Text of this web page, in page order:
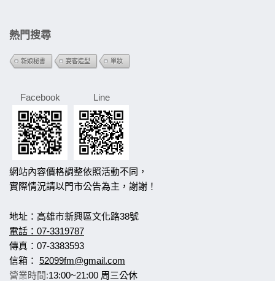
熱門搜尋
新娘秘書 宴客造型 單妝
Facebook Line
網站內容價格調整依照活動不同，
實際情況請以門市公告為主，謝謝！
地址：高雄市新興區文化路38號
電話：07-3319787
傳真：07-3383593
信箱： 52099fm@gmail.com
營業時間:13:00~21:00 周三公休